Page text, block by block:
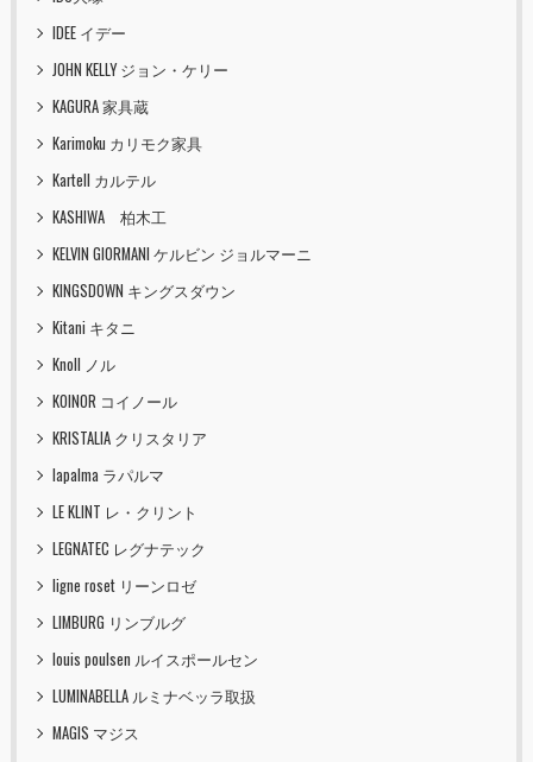
IDEE イデー
JOHN KELLY ジョン・ケリー
KAGURA 家具蔵
Karimoku カリモク家具
Kartell カルテル
KASHIWA 柏木工
KELVIN GIORMANI ケルビン ジョルマーニ
KINGSDOWN キングスダウン
Kitani キタニ
Knoll ノル
KOINOR コイノール
KRISTALIA クリスタリア
lapalma ラパルマ
LE KLINT レ・クリント
LEGNATEC レグナテック
ligne roset リーンロゼ
LIMBURG リンブルグ
louis poulsen ルイスポールセン
LUMINABELLA ルミナベッラ取扱
MAGIS マジス